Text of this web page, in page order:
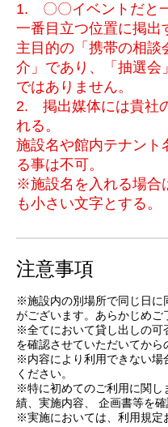
1. 〇〇イベントだと
一番目立つ位置に掲
主目的の「携帯の相談
介」であり、「抽選会
ではありません。
2. 掲出媒体には貴社
れる。
施設名や館内テナント
る事は不可。
※施設名を入れる場合
も小さい文字とする。
注意事項
※施設内の別場所で同じ日に
がございます。あらかじめご
※全てにおいて貸し出しの可
を確認させていただいてから
※内容により利用できない場
ください。
※特に初めてのご利用に関し
績、実施内容、 企画書等を確
※実施においては、利用規定